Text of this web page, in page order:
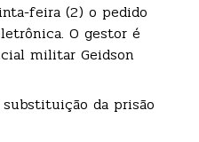
feira (2) o pedido
O gestor é
militar Geidson
da prisão